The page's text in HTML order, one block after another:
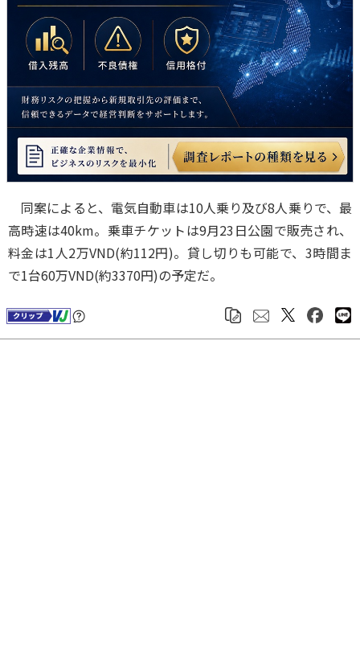
同案によると、電気自動車は10人乗り及び8人乗りで、最
高時速は40km。乗車チケットは9月23日公園で販売され、
料金は1人2万VND(約112円)。貸し切りも可能で、3時間ま
で1台60万VND(約3370円)の予定だ。